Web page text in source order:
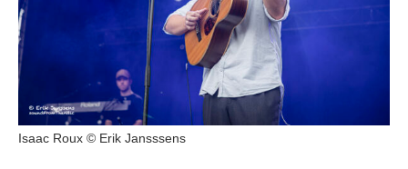
Isaac Roux © Erik Jansssens